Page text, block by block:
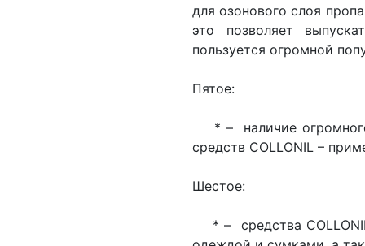
для озонового слоя
это позволяет
пользуется огромной
Пятое:
* – наличие
средств COLLONIL –
Шестое:
* – средства